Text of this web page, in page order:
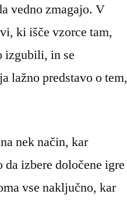
vedno zmagajo. V
ki išče vzorce tam,
izgubili, in se
lažno predstavo o tem,
nek način, kar
izbere določene igre
vse naključno, kar